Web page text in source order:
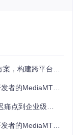
服务器或云平台，
用WebRTC直
，如何判断你的业
台实时媒体传输系统
实战指南
企业级部署实践
实战指南